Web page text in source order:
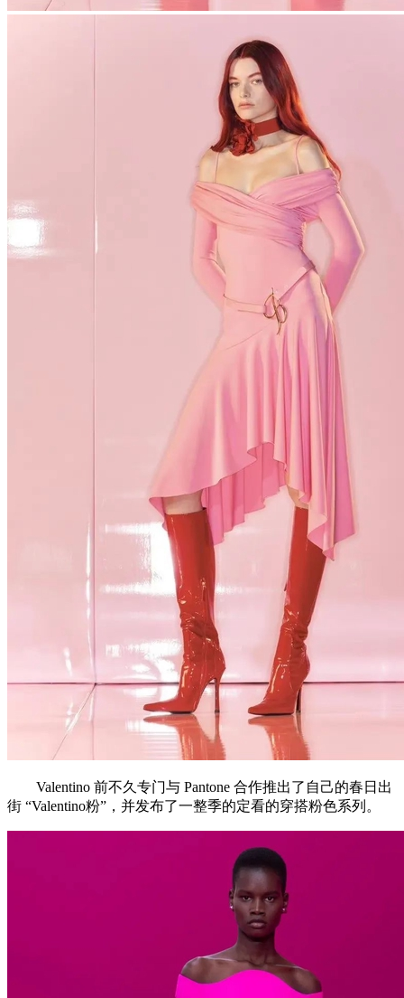
Valentino 前不久专门与 Pantone 合作推出了自己的春日出
街 “Valentino粉”，并发布了一整季的定看的穿搭粉色系列。